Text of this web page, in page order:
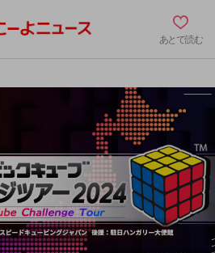
あとで読む